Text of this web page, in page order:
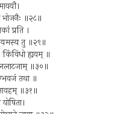
भोजनैः ॥२८॥
प्रति ।
तु ॥२९॥
ह्ययम् ॥
ललाटजाम् ॥३०॥
तथा ॥
॥३१॥